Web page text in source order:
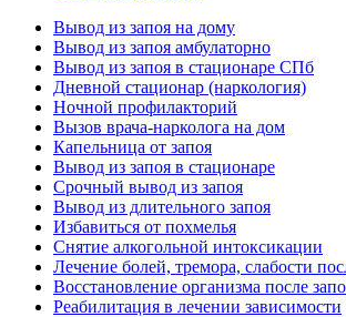
Вывод из запоя на дому
Вывод из запоя амбулаторно
Вывод из запоя в стационаре СПб
Дневной стационар (наркология)
Ночной профилакторий
Вызов врача-нарколога на дом
Капельница от запоя
Вывод из запоя в стационаре
Срочный вывод из запоя
Вывод из длительного запоя
Избавиться от похмелья
Снятие алкогольной интоксикации
Лечение болей, тремора, слабости
Восстановление организма после
Реабилитация в лечении зависимости